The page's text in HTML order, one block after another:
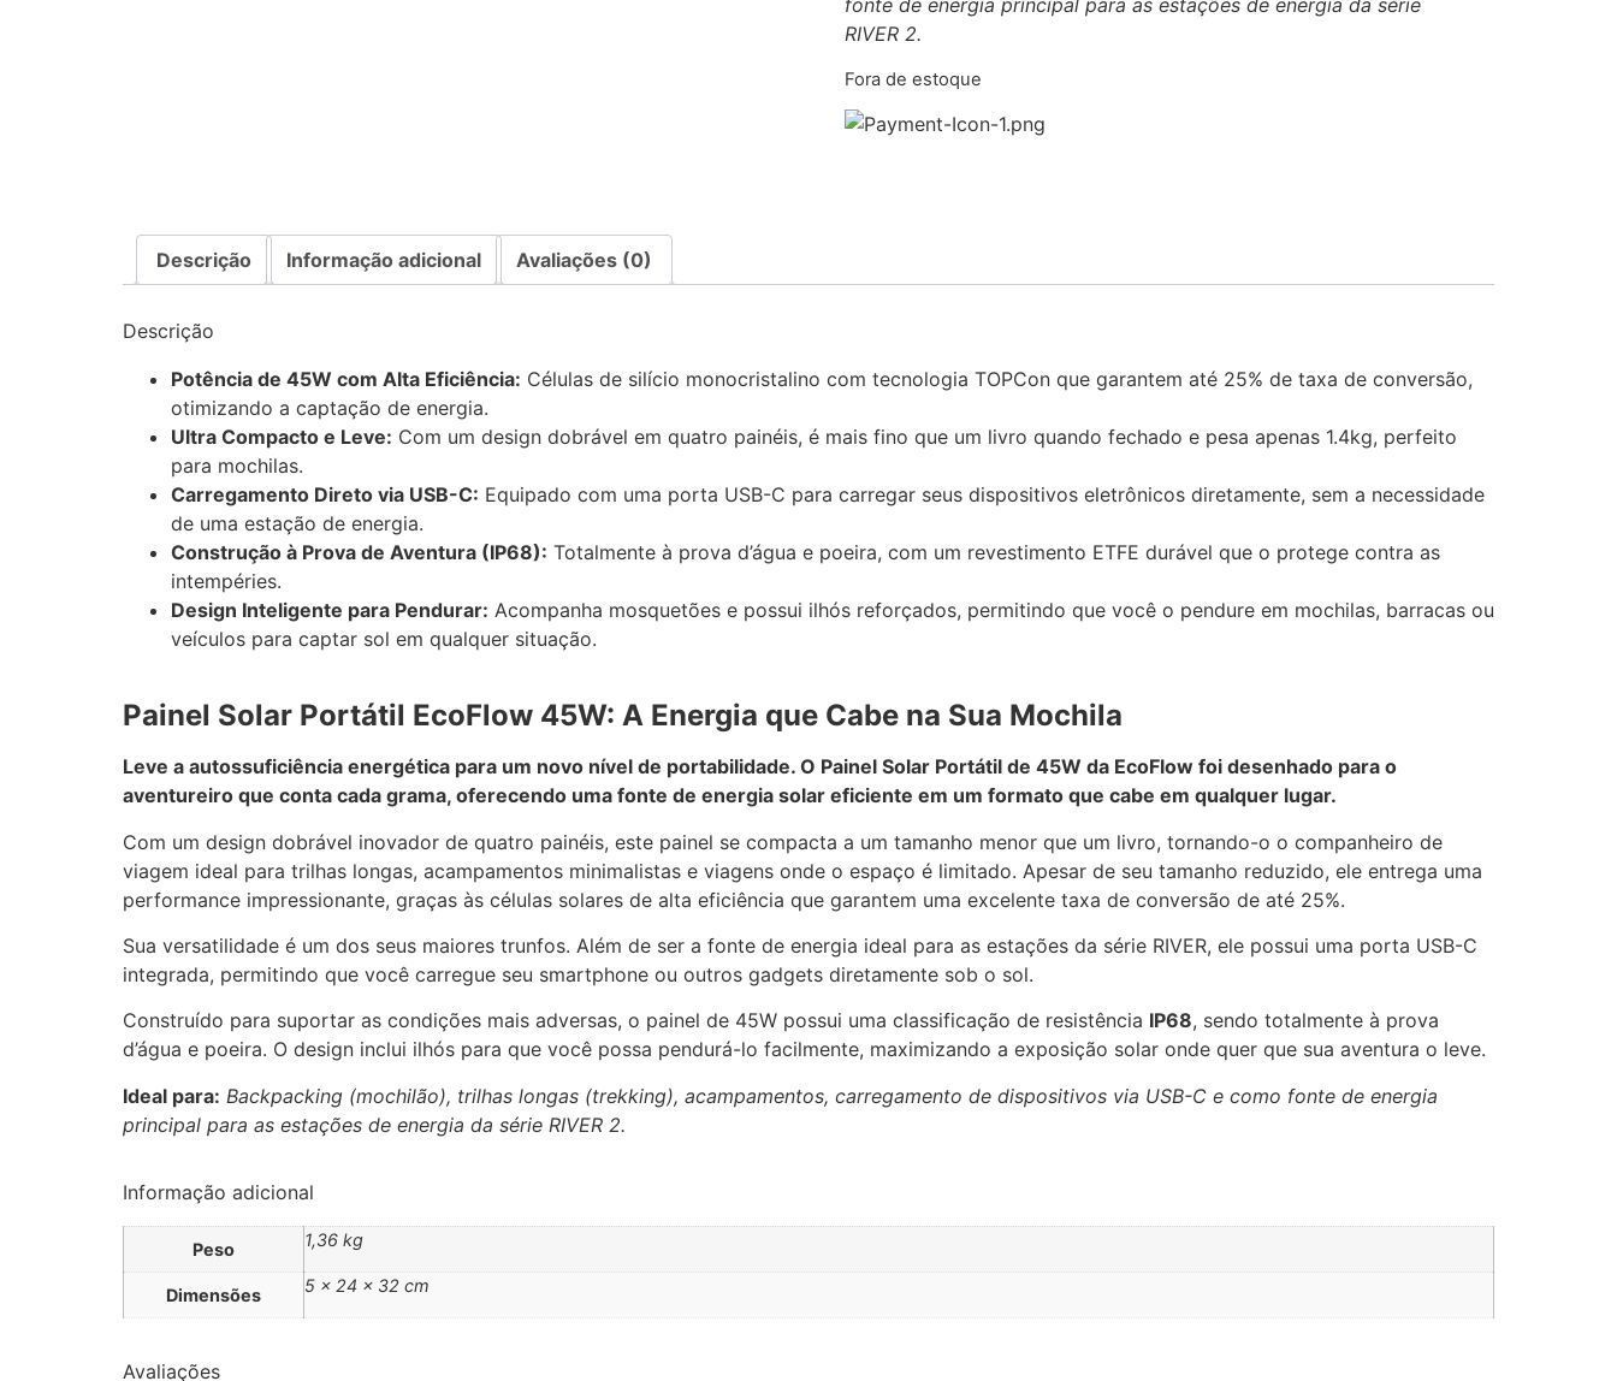
fonte de energia principal para as estações de energia da série
RIVER 2.
Fora de estoque
Descrição Informação adicional Avaliações (0)
Descrição
Potência de 45W com Alta Eficiência: Células de silício monocristalino com tecnologia TOPCon que garantem até 25% de taxa de conversão,
otimizando a captação de energia.
Ultra Compacto e Leve: Com um design dobrável em quatro painéis, é mais fino que um livro quando fechado e pesa apenas 1.4kg, perfeito
para mochilas.
Carregamento Direto via USB-C: Equipado com uma porta USB-C para carregar seus dispositivos eletrônicos diretamente, sem a necessidade
de uma estação de energia.
Construção à Prova de Aventura (IP68): Totalmente à prova d’água e poeira, com um revestimento ETFE durável que o protege contra as
intempéries.
Design Inteligente para Pendurar: Acompanha mosquetões e possui ilhós reforçados, permitindo que você o pendure em mochilas, barracas ou
veículos para captar sol em qualquer situação.
Painel Solar Portátil EcoFlow 45W: A Energia que Cabe na Sua Mochila
Leve a autossuficiência energética para um novo nível de portabilidade. O Painel Solar Portátil de 45W da EcoFlow foi desenhado para o
aventureiro que conta cada grama, oferecendo uma fonte de energia solar eficiente em um formato que cabe em qualquer lugar.
Com um design dobrável inovador de quatro painéis, este painel se compacta a um tamanho menor que um livro, tornando-o o companheiro de
viagem ideal para trilhas longas, acampamentos minimalistas e viagens onde o espaço é limitado. Apesar de seu tamanho reduzido, ele entrega uma
performance impressionante, graças às células solares de alta eficiência que garantem uma excelente taxa de conversão de até 25%.
Sua versatilidade é um dos seus maiores trunfos. Além de ser a fonte de energia ideal para as estações da série RIVER, ele possui uma porta USB-C
integrada, permitindo que você carregue seu smartphone ou outros gadgets diretamente sob o sol.
Construído para suportar as condições mais adversas, o painel de 45W possui uma classificação de resistência IP68, sendo totalmente à prova
d’água e poeira. O design inclui ilhós para que você possa pendurá-lo facilmente, maximizando a exposição solar onde quer que sua aventura o leve.
Ideal para: Backpacking (mochilão), trilhas longas (trekking), acampamentos, carregamento de dispositivos via USB-C e como fonte de energia
principal para as estações de energia da série RIVER 2.
Informação adicional
Peso 1,36 kg
Dimensões 5 × 24 × 32 cm
Avaliações